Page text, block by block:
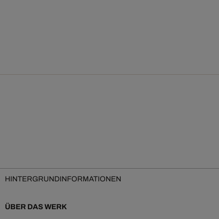
HINTERGRUNDINFORMATIONEN
ÜBER DAS WERK